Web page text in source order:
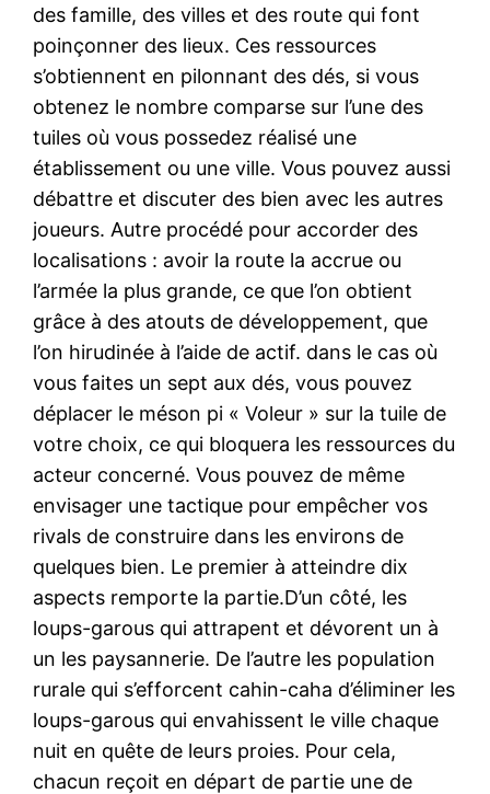
des famille, des villes et des route qui font
poinçonner des lieux. Ces ressources
s’obtiennent en pilonnant des dés, si vous
obtenez le nombre comparse sur l’une des
tuiles où vous possedez réalisé une
établissement ou une ville. Vous pouvez aussi
débattre et discuter des bien avec les autres
joueurs. Autre procédé pour accorder des
localisations : avoir la route la accrue ou
l’armée la plus grande, ce que l’on obtient
grâce à des atouts de développement, que
l’on hirudinée à l’aide de actif. dans le cas où
vous faites un sept aux dés, vous pouvez
déplacer le méson pi « Voleur » sur la tuile de
votre choix, ce qui bloquera les ressources du
acteur concerné. Vous pouvez de même
envisager une tactique pour empêcher vos
rivals de construire dans les environs de
quelques bien. Le premier à atteindre dix
aspects remporte la partie.D’un côté, les
loups-garous qui attrapent et dévorent un à
un les paysannerie. De l’autre les population
rurale qui s’efforcent cahin-caha d’éliminer les
loups-garous qui envahissent le ville chaque
nuit en quête de leurs proies. Pour cela,
chacun reçoit en départ de partie une de